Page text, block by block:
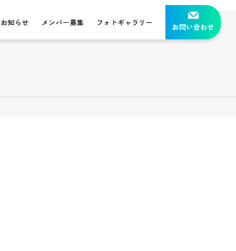
お知らせ メンバー募集 フォトギャラリー お問い合わせ